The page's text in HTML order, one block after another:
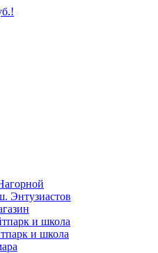
Энтузиастов
и школа
и школа